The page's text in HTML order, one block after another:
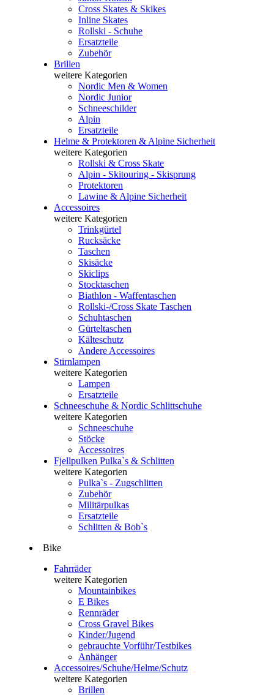
Cross Skates & Skikes
Inline Skates
Rollski - Schuhe
Ersatzteile
Zubehör
Brillen
weitere Kategorien
Nordic Men & Women
Nordic Junior
Schneeschilder
Alpin
Ersatzteile
Helme & Protektoren & Alpine Sicherheit
weitere Kategorien
Rollski & Cross Skate
Alpin - Skitouring - Skisprung
Protektoren
Lawine & Alpine Sicherheit
Accessoires
weitere Kategorien
Trinkgürtel
Rucksäcke
Taschen
Skisäcke
Skiclips
Stocktaschen
Biathlon - Waffentaschen
Rollski-/Cross Skate Taschen
Schuhtaschen
Gürteltaschen
Kälteschutz
Andere Accessoires
Stirnlampen
weitere Kategorien
Lampen
Ersatzteile
Schneeschuhe & Nordic Schlittschuhe
weitere Kategorien
Schneeschuhe
Stöcke
Accessoires
Fjellpulken Pulka`s & Schlitten
weitere Kategorien
Pulka`s - Zugschlitten
Zubehör
Militärpulkas
Ersatzteile
Schlitten & Bob`s
Bike
Fahrräder
weitere Kategorien
Mountainbikes
E Bikes
Rennräder
Cross Gravel Bikes
Kinder/Jugend
gebrauchte Vorführ/Testbikes
Anhänger
Accessoires/Schuhe/Helme/Schutz
weitere Kategorien
Brillen